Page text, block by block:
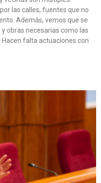
las calles, fuentes que no
Además, vemos que se
obras necesarias como las
Hacen falta actuaciones con